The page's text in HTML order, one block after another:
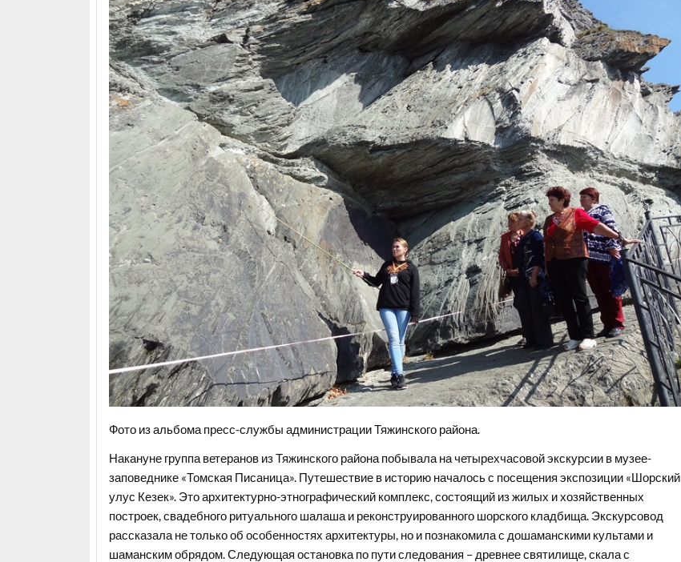
Фото из альбома пресс-службы администрации Тяжинского района.
Накануне группа ветеранов из Тяжинского района побывала на четырехчасовой экскурсии в музее-
заповеднике «Томская Писаница». Путешествие в историю началось с посещения экспозиции «Шорский
улус Кезек». Это архитектурно-этнографический комплекс, состоящий из жилых и хозяйственных
построек, свадебного ритуального шалаша и реконструированного шорского кладбища. Экскурсовод
рассказала не только об особенностях архитектуры, но и познакомила с дошаманскими культами и
шаманским обрядом. Следующая остановка по пути следования – древнее святилище, скала с